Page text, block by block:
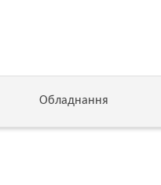
Обладнання